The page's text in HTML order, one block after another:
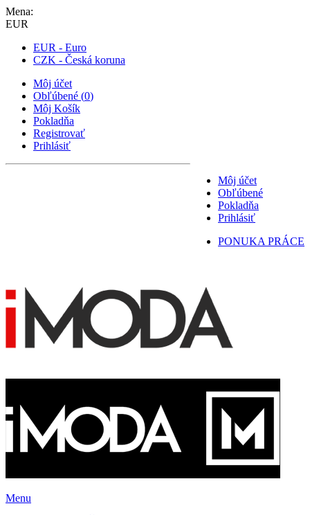
Mena:
EUR
EUR - Euro
CZK - Česká koruna
Môj účet
Obľúbené (0)
Môj Košík
Pokladňa
Registrovať
Prihlásiť
Môj účet
Obľúbené
Pokladňa
Prihlásiť
PONUKA PRÁCE
Menu